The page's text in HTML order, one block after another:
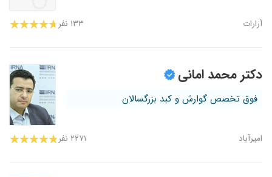
آرارات ۱۳۳ نفر
دکتر محمد امانی
فوق تخصص گوارش و کبد بزرگسالان
امیرآباد ۲۲۷۱ نفر